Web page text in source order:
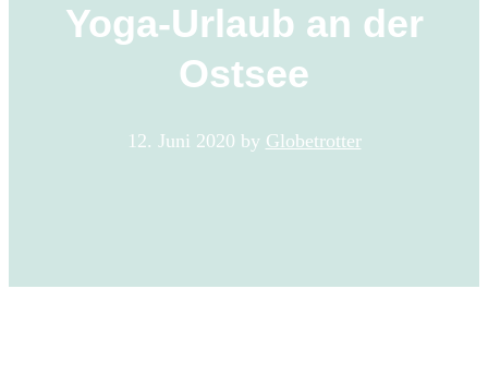
Yoga-Urlaub an der
Ostsee
12. Juni 2020 by Globetrotter